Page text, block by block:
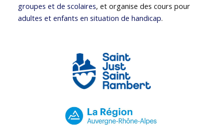
groupes et de scolaires, et organise des cours pour
adultes et enfants en situation de handicap.